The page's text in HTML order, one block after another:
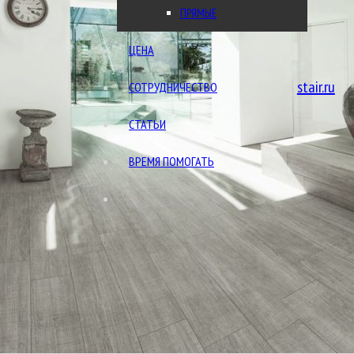
stair.ru
ПРЯМЫЕ
ЦЕНА
СОТРУДНИЧЕСТВО
СТАТЬИ
ВРЕМЯ ПОМОГАТЬ
Обратный звонок